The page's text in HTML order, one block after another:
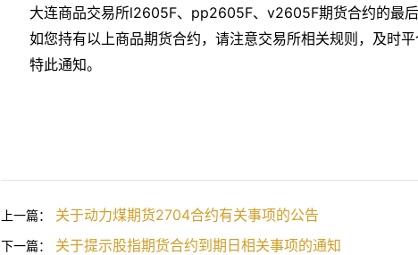
大连商品交易所l2605F、pp2605F、v2605F期货合约的最
如您持有以上商品期货合约，请注意交易所相关规则，及时平
特此通知。
上一篇： 关于动力煤期货2704合约有关事项的公告
下一篇： 关于提示股指期货合约到期日相关事项的通知